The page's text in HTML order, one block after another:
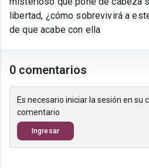
libertad, ¿cómo sobrevivirá a
de que acabe con ella
0 comentarios
Es necesario iniciar la sesión en su
comentario
Ingresar